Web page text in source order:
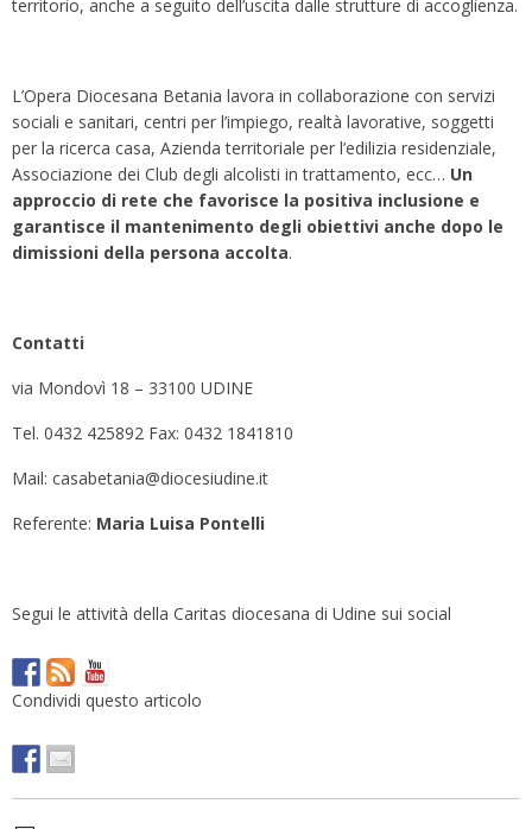
territorio, anche a seguito dell’uscita dalle strutture di accoglienza.
L’Opera Diocesana Betania lavora in collaborazione con servizi
sociali e sanitari, centri per l’impiego, realtà lavorative, soggetti
per la ricerca casa, Azienda territoriale per l’edilizia residenziale,
Associazione dei Club degli alcolisti in trattamento, ecc… Un
approccio di rete che favorisce la positiva inclusione e
garantisce il mantenimento degli obiettivi anche dopo le
dimissioni della persona accolta.
Contatti
via Mondovì 18 – 33100 UDINE
Tel. 0432 425892 Fax: 0432 1841810
Mail: casabetania@diocesiudine.it
Referente: Maria Luisa Pontelli
Segui le attività della Caritas diocesana di Udine sui social
Condividi questo articolo